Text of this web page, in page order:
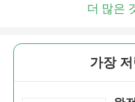
더 많은
가장